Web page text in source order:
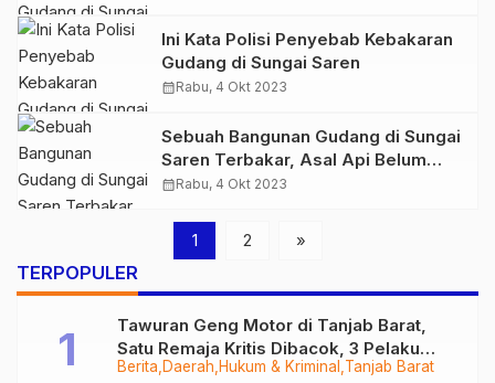
Ini Kata Polisi Penyebab Kebakaran
Gudang di Sungai Saren
calendar_monthRabu, 4 Okt 2023
Sebuah Bangunan Gudang di Sungai
Saren Terbakar, Asal Api Belum
Diketahui
calendar_monthRabu, 4 Okt 2023
1 2 »
TERPOPULER
Berita Daerah Hukum & Kriminal Tanjab Barat
Tawuran Geng Motor di Tanjab Barat,
Satu Remaja Kritis Dibacok, 3 Pelaku
Ditangkap